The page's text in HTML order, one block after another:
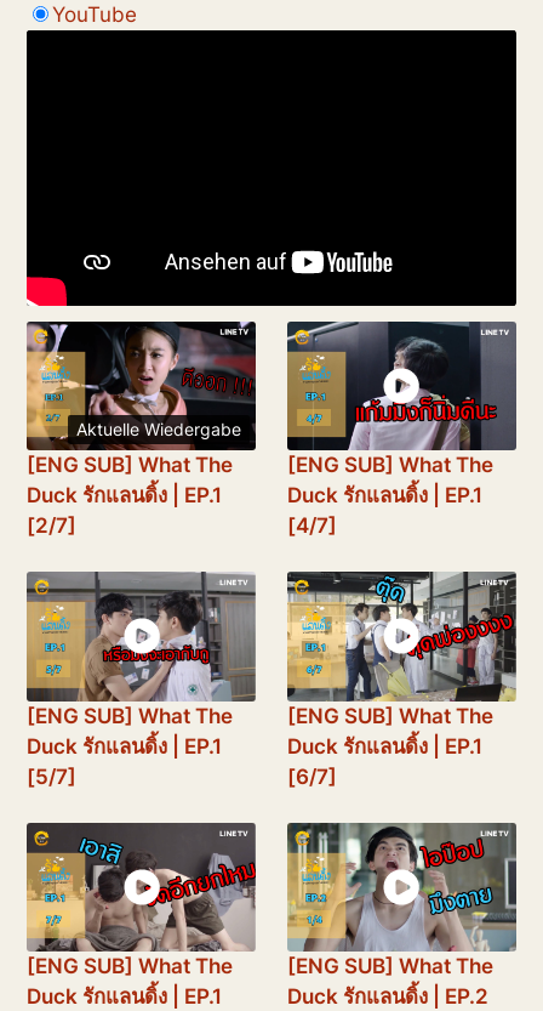
YouTube
Aktuelle Wiedergabe
[ENG SUB] What The
Duck รักแลนดิ้ง | EP.1
[2/7]
[ENG SUB] What The
Duck รักแลนดิ้ง | EP.1
[4/7]
[ENG SUB] What The
Duck รักแลนดิ้ง | EP.1
[5/7]
[ENG SUB] What The
Duck รักแลนดิ้ง | EP.1
[6/7]
[ENG SUB] What The
Duck รักแลนดิ้ง | EP.1
[ENG SUB] What The
Duck รักแลนดิ้ง | EP.2